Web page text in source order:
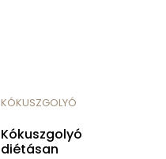
KÓKUSZGOLYÓ
Kókuszgolyó
diétásan